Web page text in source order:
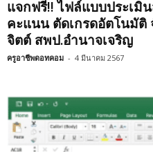
แจกฟรี!! ไฟล์แบบประเมิ
คะแนน ตัดเกรดอัตโนมัติ
จิตต์ สพป.อำนาจเจริญ
ครูอาชีพดอทคอม - 4 มีนาคม 2567